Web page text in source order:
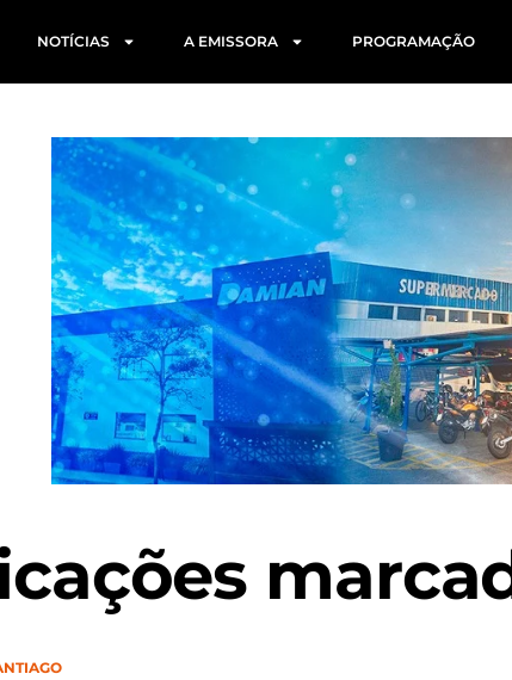
NOTÍCIAS A EMISSORA PROGRAMAÇÃO